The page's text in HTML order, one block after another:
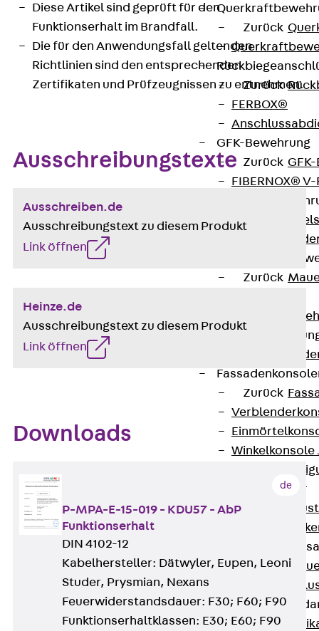
Zurück
Zurück
FERBOX®
GFK-Bewehrung
Zurück
FIBERNOX® V-
Zurück
Zurück
Zurück
Winkelkonsole
Brüstungsanker
Zurück
Attika-
Zurück
Diese Artikel sind geprüft für den
Funktionserhalt im Brandfall.
Die für den Anwendungsfall geltenden
Richtlinien sind den entsprechenden
Zertifikaten und Prüfzeugnissen zu entnehmen.
Ausschreibungstexte
Ausschreiben.de
Ausschreibungstext zu diesem Produkt
Link öffnen
Heinze.de
Ausschreibungstext zu diesem Produkt
Link öffnen
Downloads
de
P-MPA-E-15-019 - KDU57 - AbP
Funktionserhalt
DIN 4102-12
Kabelhersteller: Dätwyler, Eupen, Leoni
Studer, Prysmian, Nexans
Feuerwiderstandsdauer: F30; F60; F90
Funktionserhaltklassen: E30; E60; F90